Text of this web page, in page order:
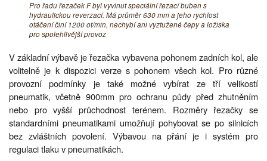
Pro řadu řezaček F byl vyvinut speciální řezací buben s
hydraulickou reverzací. Má průměr 630 mm a jeho rychlost
otáčení činí 1200 ot/min, nechybí ani vyztužené čepy a ložiska
pro spolehlivější provoz
V základní výbavě je řezačka vybavena pohonem zadních kol, ale
volitelně je k dispozici verze s pohonem všech kol. Pro různé
provozní podmínky je také možné vybírat ze tří velikostí
pneumatik, včetně 900mm pro ochranu půdy před zhutněním
nebo pro vyšší průchodnost terénem. Rozměry řezačky se
standardními pneumatikami umožňují pohybovat se po silnicích
bez zvláštních povolení. Výbavou na přání je i systém pro
regulaci tlaku v pneumatikách.